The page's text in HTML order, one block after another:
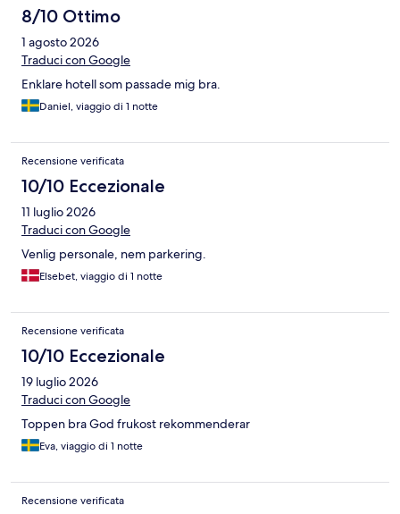
8/10 Ottimo
1 agosto 2026
Traduci con Google
Enklare hotell som passade mig bra.
Daniel, viaggio di 1 notte
Recensione verificata
10/10 Eccezionale
11 luglio 2026
Traduci con Google
Venlig personale, nem parkering.
Elsebet, viaggio di 1 notte
Recensione verificata
10/10 Eccezionale
19 luglio 2026
Traduci con Google
Toppen bra God frukost rekommenderar
Eva, viaggio di 1 notte
Recensione verificata